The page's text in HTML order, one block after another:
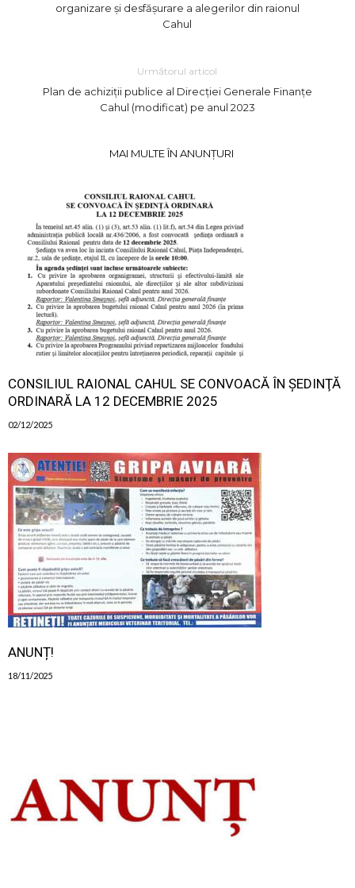
organizare și desfășurare a alegerilor din raionul
Cahul
Următorul articol
Plan de achiziții publice al Direcției Generale Finаnțe
Саhul (modificat) ре аnul 2023
MAI MULTE ÎN ANUNȚURI
CONSILIUL RAIONAL CAHUL SE CONVOACĂ ÎN ŞEDINŢĂ
ORDINARĂ LA 12 DECEMBRIE 2025
02/12/2025
ANUNȚ!
18/11/2025